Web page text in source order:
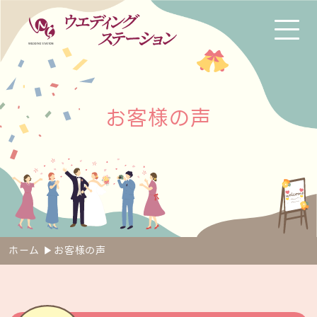
お客様の声
ホーム ▶︎ お客様の声